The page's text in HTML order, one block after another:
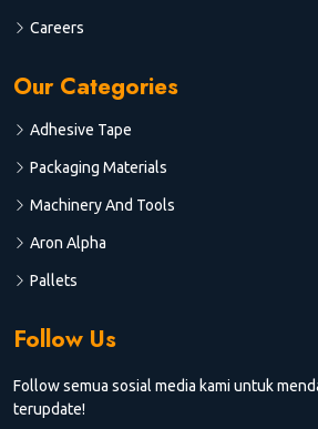
Careers
Our Categories
Adhesive Tape
Packaging Materials
Machinery And Tools
Aron Alpha
Pallets
Follow Us
Follow semua sosial media kami untuk
terupdate!